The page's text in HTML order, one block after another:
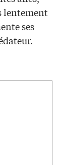
lentement
ses